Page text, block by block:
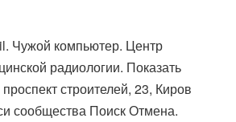
Чужой компьютер. Центр
радиологии. Показать
строителей, 23, Киров
сообщества Поиск Отмена.